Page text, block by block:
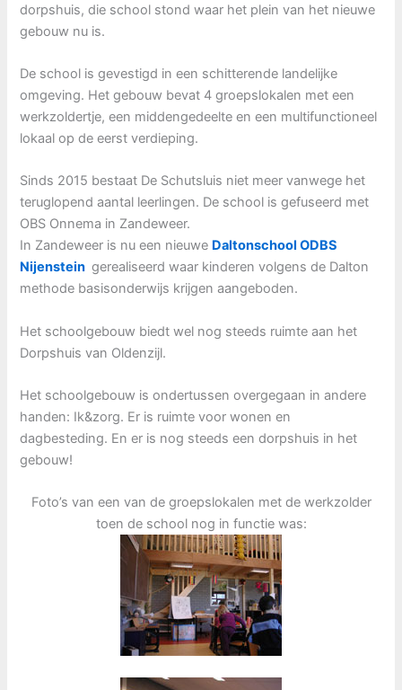
dorpshuis, die school stond waar het plein van het nieuwe
gebouw nu is.
De school is gevestigd in een schitterende landelijke
omgeving. Het gebouw bevat 4 groepslokalen met een
werkzoldertje, een middengedeelte en een multifunctioneel
lokaal op de eerst verdieping.
Sinds 2015 bestaat De Schutsluis niet meer vanwege het
teruglopend aantal leerlingen. De school is gefuseerd met
OBS Onnema in Zandeweer.
In Zandeweer is nu een nieuwe Daltonschool ODBS
Nijenstein gerealiseerd waar kinderen volgens de Dalton
methode basisonderwijs krijgen aangeboden.
Het schoolgebouw biedt wel nog steeds ruimte aan het
Dorpshuis van Oldenzijl.
Het schoolgebouw is ondertussen overgegaan in andere
handen: Ik&zorg. Er is ruimte voor wonen en
dagbesteding. En er is nog steeds een dorpshuis in het
gebouw!
Foto’s van een van de groepslokalen met de werkzolder
toen de school nog in functie was: